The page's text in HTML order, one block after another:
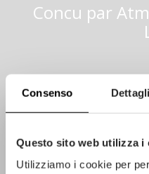
Consenso Dettagli
Questo sito web utilizza i
Utilizziamo i cookie per
Concu par